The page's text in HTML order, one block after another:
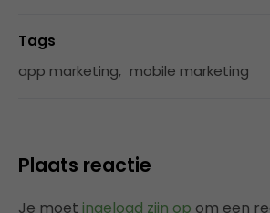
Tags
app marketing, mobile marketing
Plaats reactie
Je moet ingelogd zijn op om een